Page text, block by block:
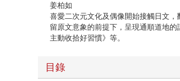
姜柏如
喜愛二次元文化及偶像開始接觸日文
留原文意象的前提下，呈現通順道地
主動收拾好習慣》等。
目錄